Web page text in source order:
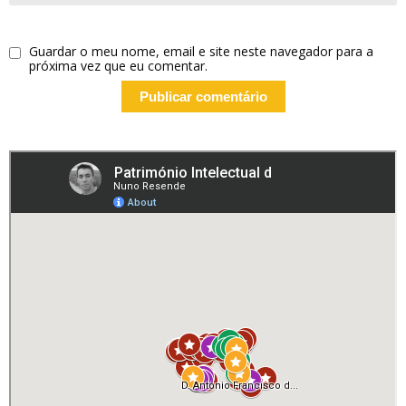
Guardar o meu nome, email e site neste navegador para a
próxima vez que eu comentar.